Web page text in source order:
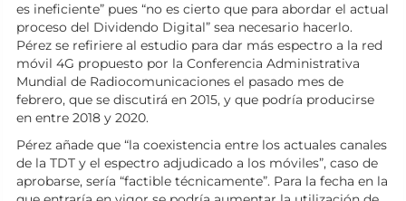
es ineficiente” pues “no es cierto que para abordar el actual
proceso del Dividendo Digital” sea necesario hacerlo.
Pérez se refiriere al estudio para dar más espectro a la red
móvil 4G propuesto por la Conferencia Administrativa
Mundial de Radiocomunicaciones el pasado mes de
febrero, que se discutirá en 2015, y que podría producirse
en entre 2018 y 2020.
Pérez añade que “la coexistencia entre los actuales canales
de la TDT y el espectro adjudicado a los móviles”, caso de
aprobarse, sería “factible técnicamente”. Para la fecha en la